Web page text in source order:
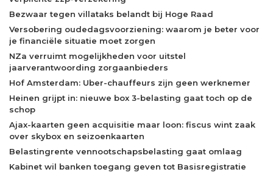
Bezwaar tegen villataks belandt bij Hoge Raad
Versobering oudedagsvoorziening: waarom je beter voor
je financiële situatie moet zorgen
NZa verruimt mogelijkheden voor uitstel
jaarverantwoording zorgaanbieders
Hof Amsterdam: Uber-chauffeurs zijn geen werknemer
Heinen grijpt in: nieuwe box 3-belasting gaat toch op de
schop
Ajax-kaarten geen acquisitie maar loon: fiscus wint zaak
over skybox en seizoenkaarten
Belastingrente vennootschapsbelasting gaat omlaag
Kabinet wil banken toegang geven tot Basisregistratie